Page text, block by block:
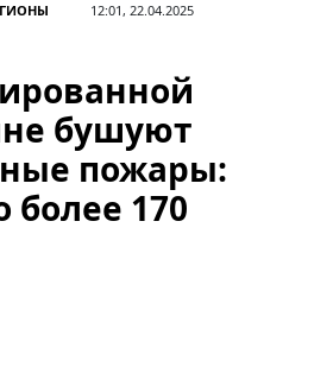
12:01, 22.04.2025
бушуют
пожары:
более 170